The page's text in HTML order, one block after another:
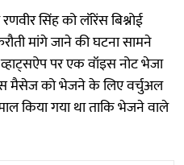
सिंह को लॉरेंस बिश्नोई
मांगे जाने की घटना सामने
पर एक वॉइस नोट भेजा
मैसेज को भेजने के लिए वर्चुअल
किया गया था ताकि भेजने वाले